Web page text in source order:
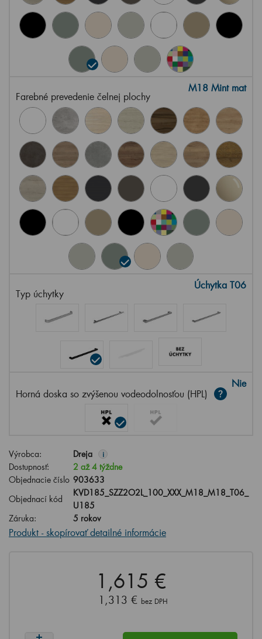
Farebné prevedenie čelnej plochy
M18 Mint mat
Typ úchytky
Úchytka T06
Horná doska so zvýšenou vodeodolnosťou (HPL)
Nie
Výrobca: Dreja i
Dostupnosť:
2 až 4 týždne
Objednacie číslo 903633
Objednací kód
KVD185_SZZ2O2L_100_XXX_M18_M18_T06_
U185
Záruka:
5 rokov
Produkt - skopírovať detailné informácie
1,615 €
1,313 € bez DPH